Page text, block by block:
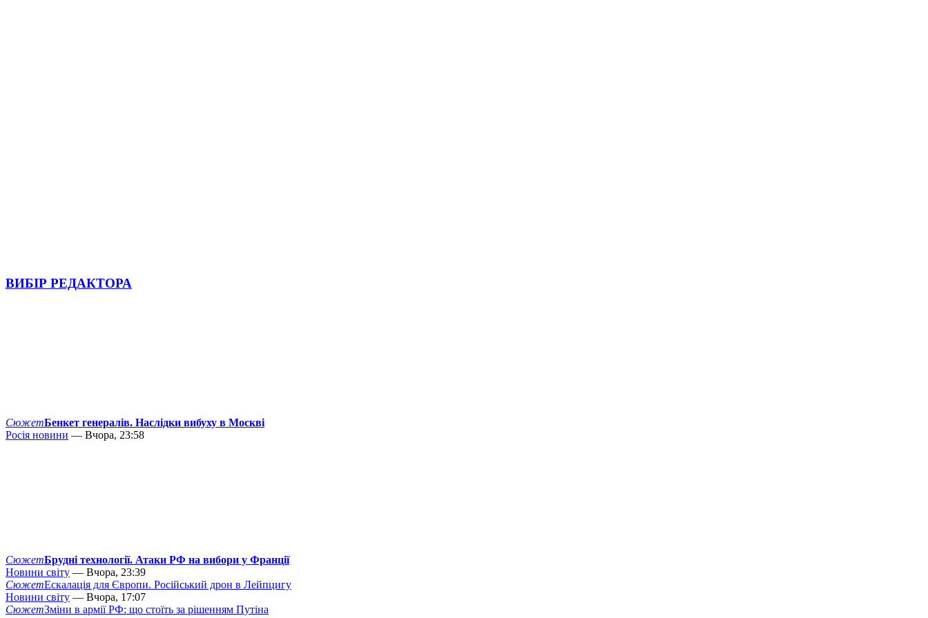
ВИБІР РЕДАКТОРА
СюжетБенкет генералів. Наслідки вибуху в Москві
Росія новини — Вчора, 23:58
СюжетБрудні технології. Атаки РФ на вибори у Франції
Новини світу — Вчора, 23:39
СюжетЕскалація для Європи. Російський дрон в Лейпцигу
Новини світу — Вчора, 17:07
СюжетЗміни в армії РФ: що стоїть за рішенням Путіна